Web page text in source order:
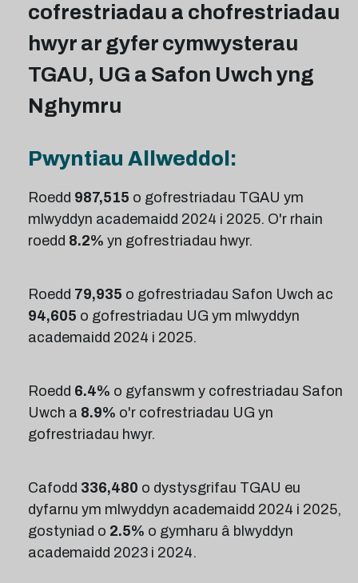
cofrestriadau a chofrestriadau
hwyr ar gyfer cymwysterau
TGAU, UG a Safon Uwch yng
Nghymru
Pwyntiau Allweddol:
Roedd 987,515 o gofrestriadau TGAU ym
mlwyddyn academaidd 2024 i 2025. O'r rhain
roedd 8.2% yn gofrestriadau hwyr.
Roedd 79,935 o gofrestriadau Safon Uwch ac
94,605 o gofrestriadau UG ym mlwyddyn
academaidd 2024 i 2025.
Roedd 6.4% o gyfanswm y cofrestriadau Safon
Uwch a 8.9% o'r cofrestriadau UG yn
gofrestriadau hwyr.
Cafodd 336,480 o dystysgrifau TGAU eu
dyfarnu ym mlwyddyn academaidd 2024 i 2025,
gostyniad o 2.5% o gymharu â blwyddyn
academaidd 2023 i 2024.